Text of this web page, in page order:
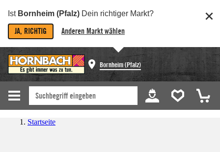
Ist Bornheim (Pfalz) Dein richtiger Markt?
JA, RICHTIG Anderen Markt wählen
Bornheim (Pfalz)
Startseite